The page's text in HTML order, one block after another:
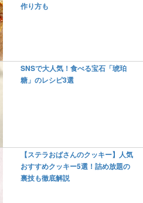
作り方も
SNSで大人気！食べる宝石「琥珀
糖」のレシピ3選
【ステラおばさんのクッキー】人気
おすすめクッキー5選！詰め放題の
裏技も徹底解説